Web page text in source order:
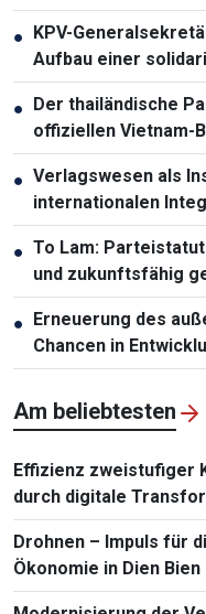
●
KPV-
Aufbau einer
Gemeinschaft
●
Der thailändische
offiziellen Vietnam-
● Verlagswesen als
internationalen
● To Lam:
und zukunftsfähig
●
Erneuerung des
Chancen in
Am beliebtesten
Effizienz zweistufiger
durch digitale
Drohnen – Impuls für
Ökonomie in Dien Bien